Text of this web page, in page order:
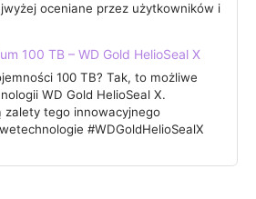
oceniane przez użytkowników i
100 TB – WD Gold HelioSeal X
100 TB? Tak, to możliwe
WD Gold HelioSeal X.
zalety tego innowacyjnego
#WDGoldHelioSealX